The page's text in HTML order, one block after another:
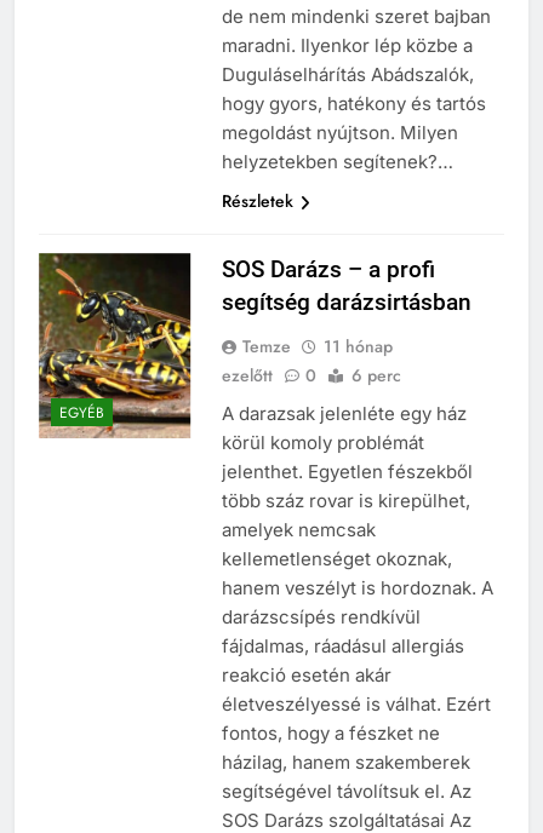
de nem mindenki szeret bajban
maradni. Ilyenkor lép közbe a
Duguláselhárítás Abádszalók,
hogy gyors, hatékony és tartós
megoldást nyújtson. Milyen
helyzetekben segítenek?…
Részletek
EGYÉB
SOS Darázs – a profi
segítség darázsirtásban
Temze
11 hónap
ezelőtt
0 6 perc
A darazsak jelenléte egy ház
körül komoly problémát
jelenthet. Egyetlen fészekből
több száz rovar is kirepülhet,
amelyek nemcsak
kellemetlenséget okoznak,
hanem veszélyt is hordoznak. A
darázscsípés rendkívül
fájdalmas, ráadásul allergiás
reakció esetén akár
életveszélyessé is válhat. Ezért
fontos, hogy a fészket ne
házilag, hanem szakemberek
segítségével távolítsuk el. Az
SOS Darázs szolgáltatásai Az